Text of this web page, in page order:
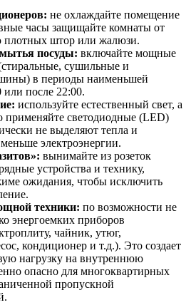
не охлаждайте помещение
часы защищайте комнаты от
плотных штор или жалюзи.
посуды: включайте мощные
сушильные и
в периоды наименьшей
или после 22:00.
используйте естественный свет, а
применяйте светодиодные (LED)
не выделяют тепла и
электроэнергии.
вынимайте из розеток
устройства и технику,
ожидания, чтобы исключить
техники: по возможности не
энергоемких приборов
чайник, утюг,
кондиционер и т.д.). Это создает
нагрузку на внутреннюю
опасно для многоквартирных
пропускной